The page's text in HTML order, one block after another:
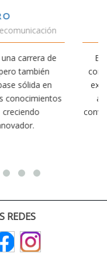
VALENCIA
Teleco-ADE
comprender cómo la
diaria. Aunque la
parte de mi tiempo a
y socorrismo. Estoy
ha sido una de las
he tomado.
REDES